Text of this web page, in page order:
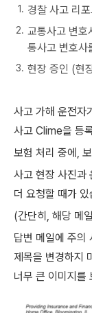
경찰 사고 리
교통사고 변호
통사고 변호사
현장 증인 (현
사고 가해 운전자
사고 Clime을 등
보험 처리 중에,
사고 현장 사진과
더 요청할 때가 있
(간단히, 해당 메
답변 메일에 주의
제목을 변경하지
너무 큰 이미지를